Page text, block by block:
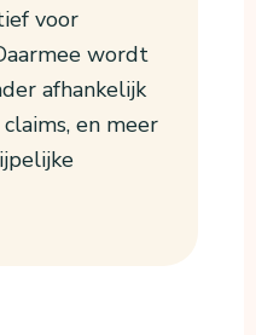
voor
wordt
afhankelijk
en meer